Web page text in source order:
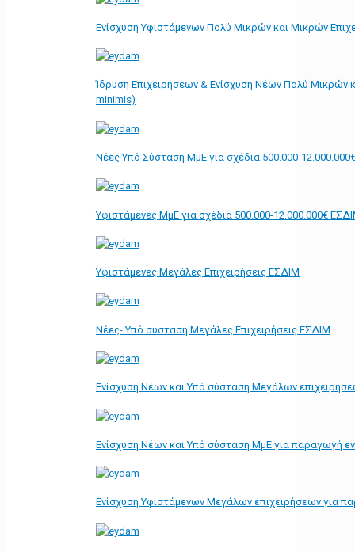
Ενίσχυση Υφιστάμενων Πολύ Μικρών και Μικρών
Ίδρυση Επιχειρήσεων & Ενίσχυση Νέων Πολύ Μικρών
minimis)
Νέες Υπό Σύσταση ΜμΕ για σχέδια 500.000-
Υφιστάμενες ΜμΕ για σχέδια 500.000-12.000.000€
Υφιστάμενες Μεγάλες Επιχειρήσεις ΕΣΔΙΜ
Νέες- Υπό σύσταση Μεγάλες Επιχειρήσεις ΕΣΔΙΜ
Ενίσχυση Νέων και Υπό σύσταση Μεγάλων
Ενίσχυση Νέων και Υπό σύσταση ΜμΕ για παραγωγή
Ενίσχυση Υφιστάμενων Μεγάλων επιχειρήσεων για